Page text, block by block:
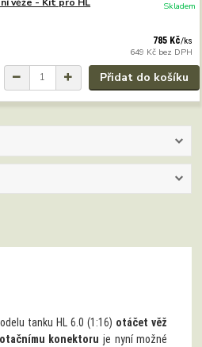
785 Kč/ks
649 Kč bez DPH
Skladem
Přidat do košíku
tanku HL 6.0 (1:16) otáčet věž
konektoru je nyní možné